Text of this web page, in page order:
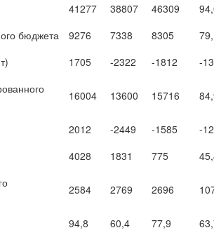
41277 38807 46309
бюджета
9276 7338 8305
1705 -2322 -1812
-
16004 13600 15716
2012 -2449 -1585
-
4028 1831 775
2584 2769 2696
94,8 60,4 77,9